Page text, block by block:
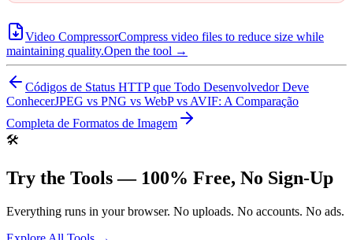
Video CompressorCompress video files to reduce size while
maintaining quality.Open the tool →
Códigos de Status HTTP que Todo Desenvolvedor Deve
ConhecerJPEG vs PNG vs WebP vs AVIF: A Comparação
Completa de Formatos de Imagem
🛠️
Try the Tools — 100% Free, No Sign-Up
Everything runs in your browser. No uploads. No accounts. No ads.